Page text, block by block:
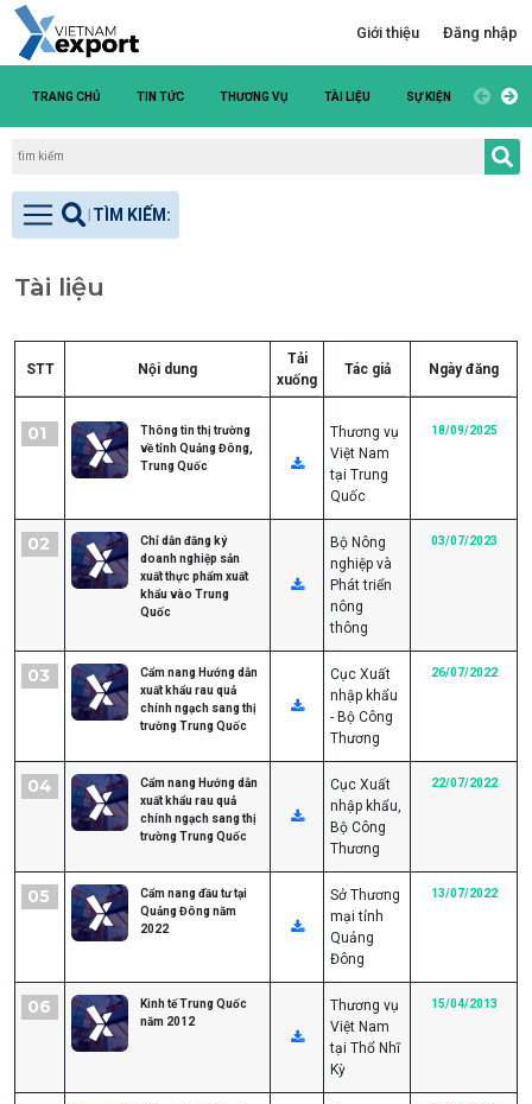
Giới thiệu Đăng nhập
TRANG CHỦ TIN TỨC THƯƠNG VỤ TÀI LIỆU SỰ KIỆN DANH
Tài liệu
STT Nội dung
Tải
xuống
Tác giả Ngày đăng
01
Thông tin thị trường
về tỉnh Quảng Đông,
Trung Quốc
Thương vụ
Việt Nam
tại Trung
Quốc
18/09/2025
02
Chỉ dẫn đăng ký
doanh nghiệp sản
xuất thực phẩm xuất
khẩu vào Trung
Quốc
Bộ Nông
nghiệp và
Phát triển
nông
thông
03/07/2023
03
Cẩm nang Hướng dẫn
xuất khẩu rau quả
chính ngạch sang thị
trường Trung Quốc
Cục Xuất
nhập khẩu
- Bộ Công
Thương
26/07/2022
04
Cẩm nang Hướng dẫn
xuất khẩu rau quả
chính ngạch sang thị
trường Trung Quốc
Cục Xuất
nhập khẩu,
Bộ Công
Thương
22/07/2022
05
Cẩm nang đầu tư tại
Quảng Đông năm
2022
Sở Thương
mại tỉnh
Quảng
Đông
13/07/2022
06
Kinh tế Trung Quốc
năm 2012
Thương vụ
Việt Nam
tại Thổ Nhĩ
Kỳ
15/04/2013